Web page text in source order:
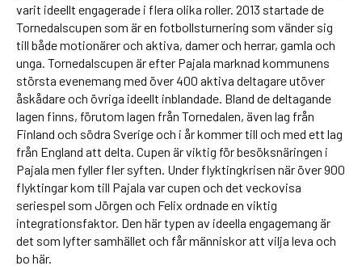
varit ideellt engagerade i flera olika roller. 2013 startade de
Tornedalscupen som är en fotbollsturnering som vänder sig
till både motionärer och aktiva, damer och herrar, gamla och
unga. Tornedalscupen är efter Pajala marknad kommunens
största evenemang med över 400 aktiva deltagare utöver
åskådare och övriga ideellt inblandade. Bland de deltagande
lagen finns, förutom lagen från Tornedalen, även lag från
Finland och södra Sverige och i år kommer till och med ett lag
från England att delta. Cupen är viktig för besöksnäringen i
Pajala men fyller fler syften. Under flyktingkrisen när över 900
flyktingar kom till Pajala var cupen och det veckovisa
seriespel som Jörgen och Felix ordnade en viktig
integrationsfaktor. Den här typen av ideella engagemang är
det som lyfter samhället och får människor att vilja leva och
bo här.